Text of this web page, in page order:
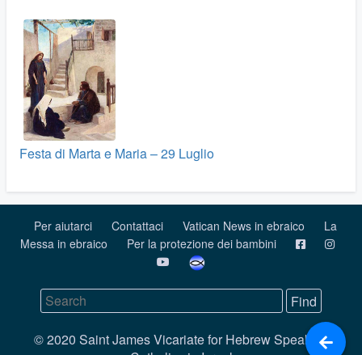
Festa di Marta e Maria – 29 Luglio
Per aiutarci Contattaci Vatican News in ebraico
La
Messa in ebraico
Per la protezione dei bambini
© 2020 Saint James Vicariate for Hebrew Speaking